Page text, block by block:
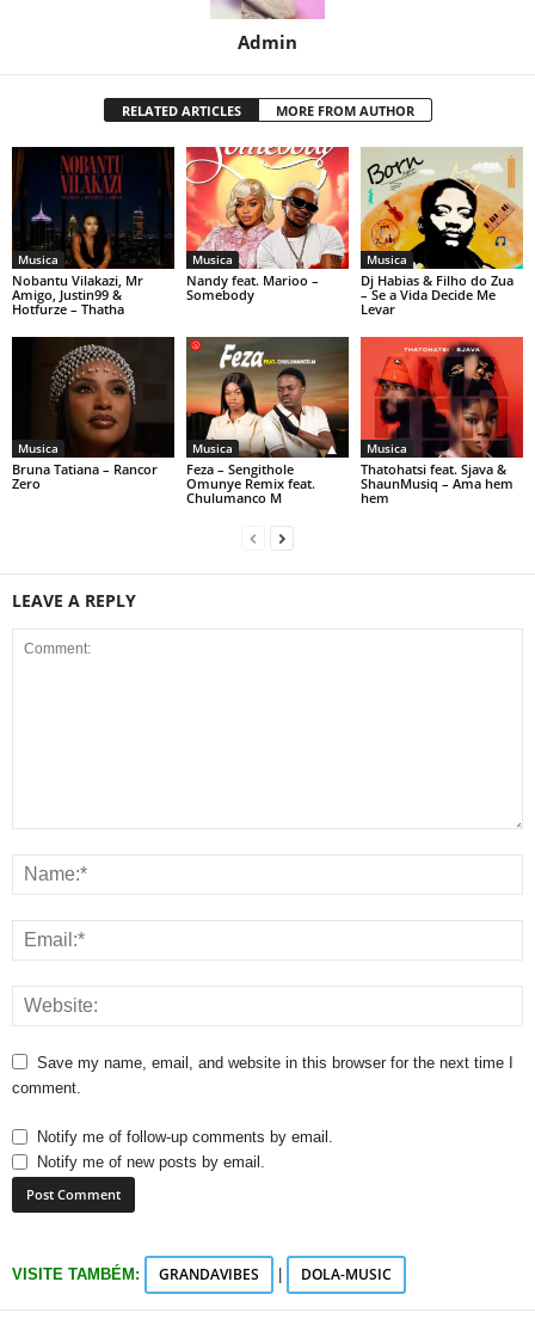
Admin
RELATED ARTICLES MORE FROM AUTHOR
Musica
Nobantu Vilakazi, Mr
Amigo, Justin99 &
Hotfurze – Thatha
Musica
Nandy feat. Marioo –
Somebody
Musica
Dj Habias & Filho do Zua
– Se a Vida Decide Me
Levar
Musica
Bruna Tatiana – Rancor
Zero
Musica
Feza – Sengithole
Omunye Remix feat.
Chulumanco M
Musica
Thatohatsi feat. Sjava &
ShaunMusiq – Ama hem
hem
LEAVE A REPLY
Save my name, email, and website in this browser for the next time I
comment.
Notify me of follow-up comments by email.
Notify me of new posts by email.
VISITE TAMBÉM: GRANDAVIBES DOLA-MUSIC